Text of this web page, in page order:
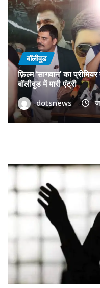
बॉलीवुड
फ़िल्म ‘सागवान’ का
बॉलीवुड में मारी एंट्री
dotsnews